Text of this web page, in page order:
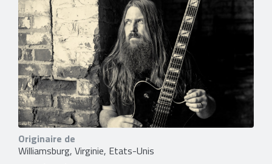
Originaire de
Williamsburg, Virginie, Etats-Unis